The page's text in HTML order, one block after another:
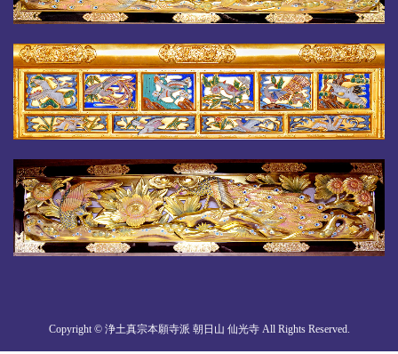
Copyright © 浄土真宗本願寺派 朝日山 仙光寺 All Rights Reserved.